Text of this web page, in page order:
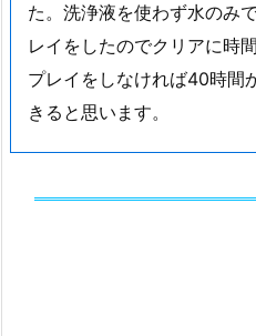
た。洗浄液を使わず水のみ
レイをしたのでクリアに時
プレイをしなければ40時間
きると思います。